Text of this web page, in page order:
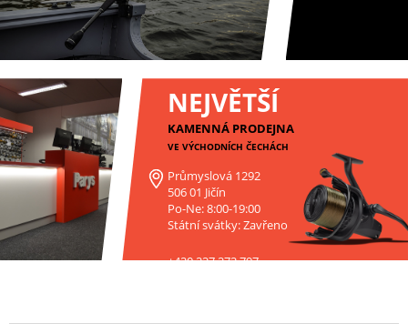
NEJVĚTŠÍ
KAMENNÁ PRODEJNA
VE VÝCHODNÍCH ČECHÁCH
Průmyslová 1292
506 01 Jičín
Po-Ne: 8:00-19:00
Státní svátky: Zavřeno
+420 227 272 797